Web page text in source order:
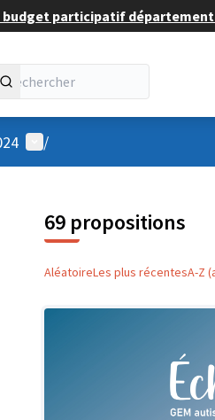
participatif
Menu utilisateur
/
69 propositions
AléatoireLes plus récentesA-Z